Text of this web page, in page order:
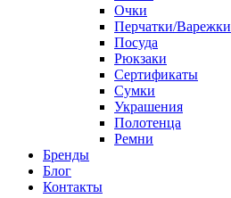
Очки
Перчатки/Варежки
Посуда
Рюкзаки
Сертификаты
Сумки
Украшения
Полотенца
Ремни
Бренды
Блог
Контакты